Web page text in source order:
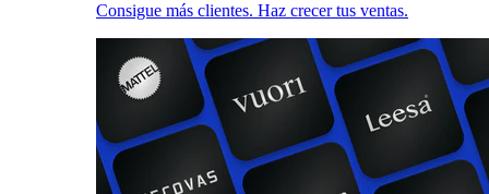
Consigue más clientes. Haz crecer tus ventas.